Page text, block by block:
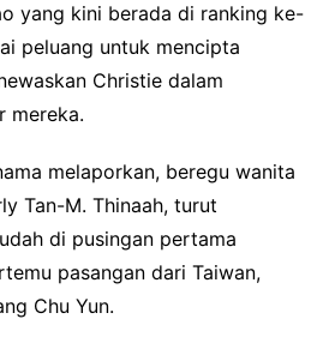
yang kini berada di ranking ke-
peluang untuk mencipta
Christie dalam
mereka.
melaporkan, beregu wanita
Tan-M. Thinaah, turut
di pusingan pertama
pasangan dari Taiwan,
Chu Yun.